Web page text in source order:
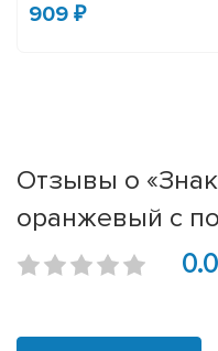
909 ₽
Отзывы о
оранжевый с
0.0